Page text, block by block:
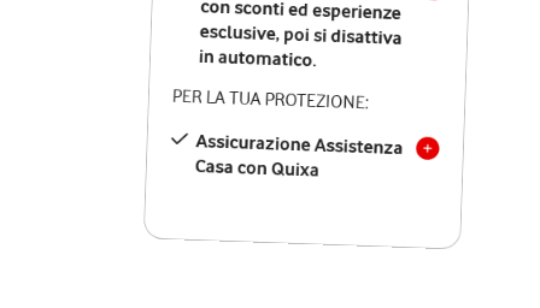
in automatico.
PER LA TUA PROTEZIONE:
Assicurazione Assistenza
Casa con Quixa